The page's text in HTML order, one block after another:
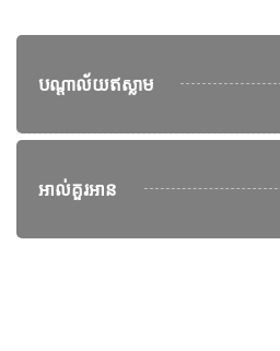
បណ្តាល័យឥស្លាម
អាល់គួរអាន